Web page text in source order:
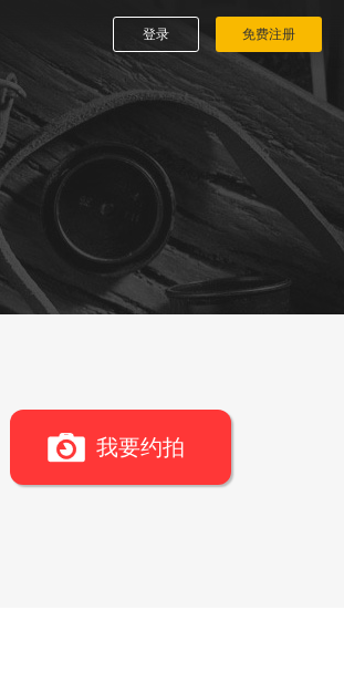
登录 免费注册
我要约拍